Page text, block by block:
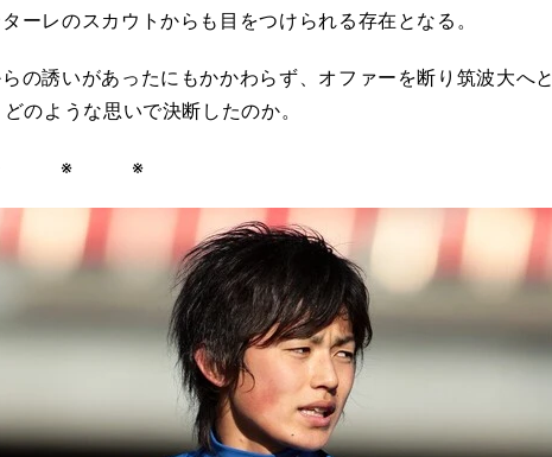
ーレのスカウトからも目をつけられる存在となる。
の誘いがあったにもかかわらず、オファーを断り筑波大へ
のような思いで決断したのか。
※ ※